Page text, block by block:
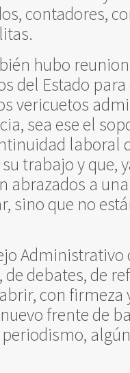
contadores,
hubo
del Estado
vericuetos
sea ese el
laboral
trabajo y que,
abrazados a
sino que no
Administrativo
debates, de
con firmeza
frente de